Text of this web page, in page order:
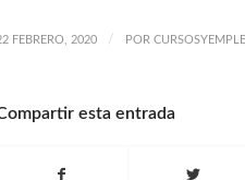
FEBRERO, 2020 / POR
esta entrada